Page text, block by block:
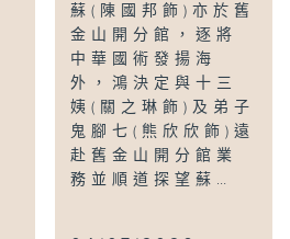
蘇(陳國邦飾)亦於舊
金山開分館，逐將
中華國術發揚海
外，鴻決定與十三
姨(關之琳飾)及弟子
鬼腳七(熊欣欣飾)遠
赴舊金山開分館業
務並順道探望蘇…